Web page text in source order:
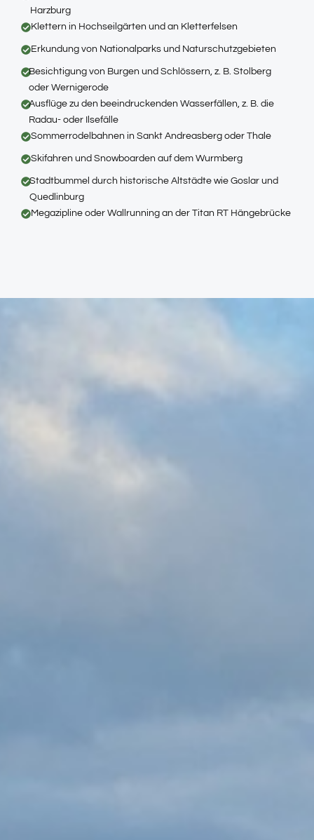
Harzburg
Klettern in Hochseilgärten und an Kletterfelsen
Erkundung von Nationalparks und Naturschutzgebieten
Besichtigung von Burgen und Schlössern, z. B. Stolberg
oder Wernigerode
Ausflüge zu den beeindruckenden Wasserfällen, z. B. die
Radau- oder Ilsefälle
Sommerrodelbahnen in Sankt Andreasberg oder Thale
Skifahren und Snowboarden auf dem Wurmberg
Stadtbummel durch historische Altstädte wie Goslar und
Quedlinburg
Megazipline oder Wallrunning an der Titan RT Hängebrücke